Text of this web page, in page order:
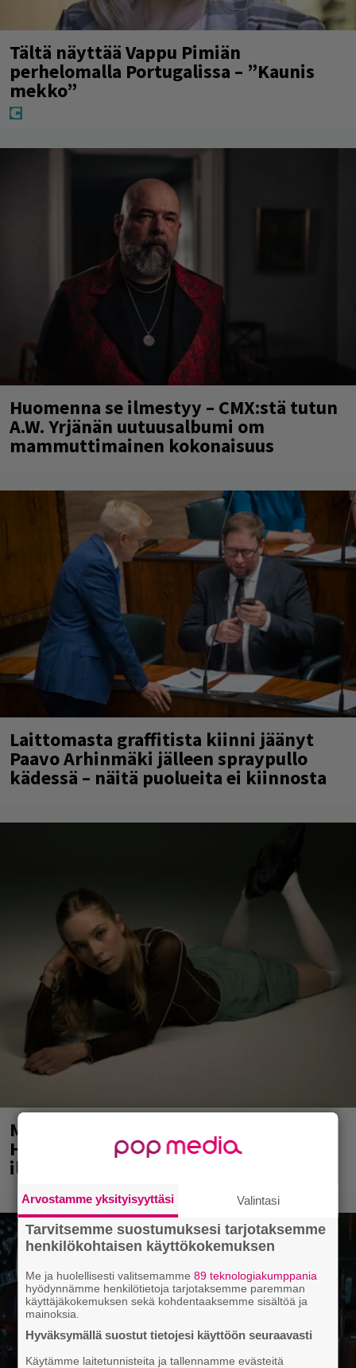
Tältä näyttää Vappu Pimiän
perhelomalla Portugalissa – ”Kaunis
mekko”
Huomenna se ilmestyy – CMX:stä tutun
A.W. Yrjänän uutuusalbumi om
mammuttimainen kokonaisuus
Laittomasta graffitista kiinni jäänyt
Paavo Arhinmäki jälleen spraypullo
kädessä – näitä puolueita ei kiinnosta
Mainio ohjelmatoimisto juhlii
Helsingissä 10-vuotista taivaltaan –
ilmaistapahtumassa loistoesiintyjät
Arvostamme yksityisyyttäsi Valintasi
Tarvitsemme suostumuksesi tarjotaksemme
henkilökohtaisen käyttökokemuksen
Me ja huolellisesti valitsemamme89 teknologiakumppania
hyödynnämme henkilötietoja tarjotaksemme paremman
käyttäjäkokemuksen sekä kohdentaaksemme sisältöä ja
mainoksia.
Hyväksymällä suostut tietojesi käyttöön seuraavasti
Käytämme laitetunnisteita ja tallennamme evästeitä